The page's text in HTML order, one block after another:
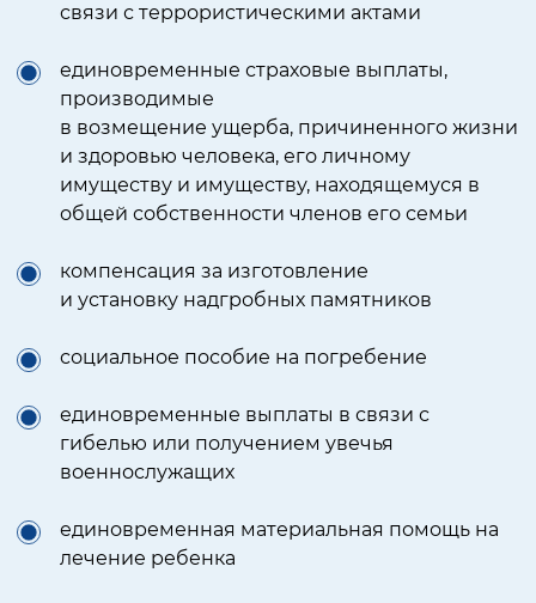
связи с террористическими актами
единовременные страховые выплаты,
производимые
в возмещение ущерба, причиненного жизни
и здоровью человека, его личному
имуществу и имуществу, находящемуся в
общей собственности членов его семьи
компенсация за изготовление
и установку надгробных памятников
социальное пособие на погребение
единовременные выплаты в связи с
гибелью или получением увечья
военнослужащих
единовременная материальная помощь на
лечение ребенка